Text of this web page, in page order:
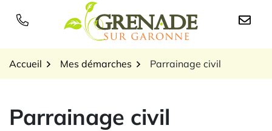
Logo Grenade sur
Accueil Mes démarches Parrainage civil
Parrainage civil